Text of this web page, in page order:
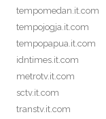
tempomedan.it.com
tempojogja.it.com
tempopapua.it.com
idntimes.it.com
metrotv.it.com
sctv.it.com
transtv.it.com